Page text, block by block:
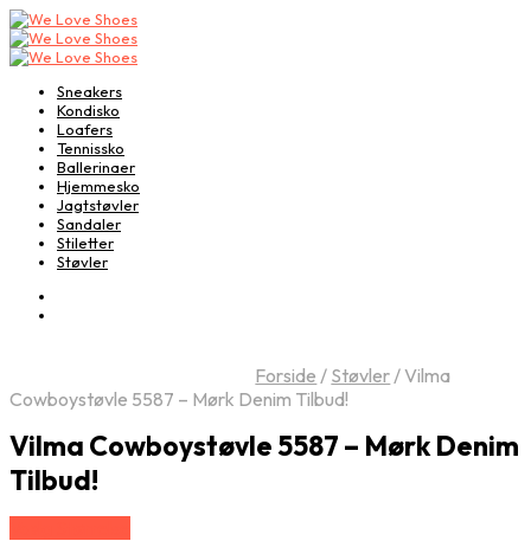
Sneakers
Kondisko
Loafers
Tennissko
Ballerinaer
Hjemmesko
Jagtstøvler
Sandaler
Stiletter
Støvler
Forside / Støvler/Vilma
Cowboystøvle 5587 – Mørk Denim Tilbud!
Vilma Cowboystøvle 5587 – Mørk Denim
Tilbud!